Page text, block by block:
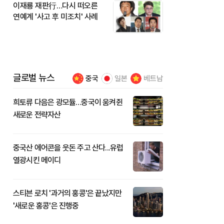
이재룡 재판行…다시 떠오른
연예계 '사고 후 미조치' 사례
글로벌 뉴스 중국 일본 베트남
희토류 다음은 광모듈…중국이 움켜쥔
새로운 전략자산
중국산 에어콘을 웃돈 주고 산다...유럽
열광시킨 메이디
스티븐 로치 '과거의 홍콩'은 끝났지만
'새로운 홍콩'은 진행중